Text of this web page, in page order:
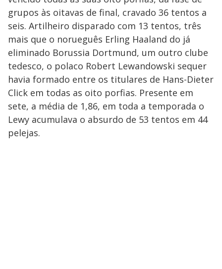
grupos às oitavas de final, cravado 36 tentos a
seis. Artilheiro disparado com 13 tentos, três
mais que o norueguês Erling Haaland do já
eliminado Borussia Dortmund, um outro clube
tedesco, o polaco Robert Lewandowski sequer
havia formado entre os titulares de Hans-Dieter
Click em todas as oito porfias. Presente em
sete, a média de 1,86, em toda a temporada o
Lewy acumulava o absurdo de 53 tentos em 44
pelejas.